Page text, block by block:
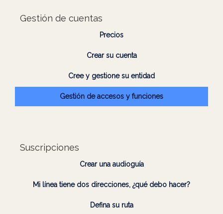
Gestión de cuentas
Precios
Crear su cuenta
Cree y gestione su entidad
Gestión de accesos y funciones
Suscripciones
Crear una audioguía
Mi línea tiene dos direcciones, ¿qué debo hacer?
Defina su ruta